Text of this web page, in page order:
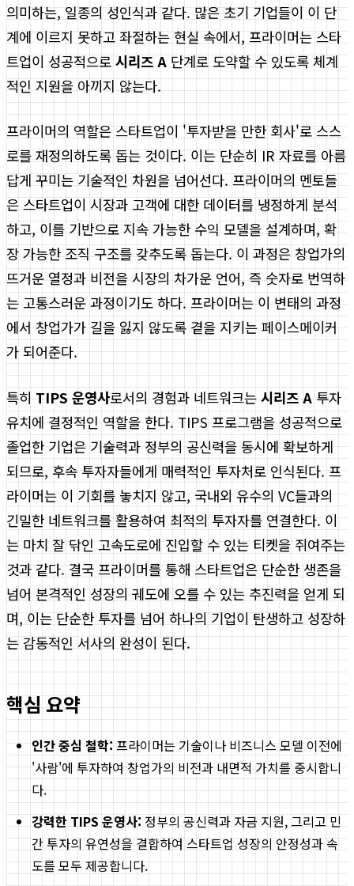
의미하는, 일종의 성인식과 같다. 많은 초기 기업들이 이 단
계에 이르지 못하고 좌절하는 현실 속에서, 프라이머는 스타
트업이 성공적으로 시리즈 A 단계로 도약할 수 있도록 체계
적인 지원을 아끼지 않는다.
프라이머의 역할은 스타트업이 '투자받을 만한 회사'로 스스
로를 재정의하도록 돕는 것이다. 이는 단순히 IR 자료를 아름
답게 꾸미는 기술적인 차원을 넘어선다. 프라이머의 멘토들
은 스타트업이 시장과 고객에 대한 데이터를 냉정하게 분석
하고, 이를 기반으로 지속 가능한 수익 모델을 설계하며, 확
장 가능한 조직 구조를 갖추도록 돕는다. 이 과정은 창업가의
뜨거운 열정과 비전을 시장의 차가운 언어, 즉 숫자로 번역하
는 고통스러운 과정이기도 하다. 프라이머는 이 변태의 과정
에서 창업가가 길을 잃지 않도록 곁을 지키는 페이스메이커
가 되어준다.
특히 TIPS 운영사로서의 경험과 네트워크는 시리즈 A 투자
유치에 결정적인 역할을 한다. TIPS 프로그램을 성공적으로
졸업한 기업은 기술력과 정부의 공신력을 동시에 확보하게
되므로, 후속 투자자들에게 매력적인 투자처로 인식된다. 프
라이머는 이 기회를 놓치지 않고, 국내외 유수의 VC들과의
긴밀한 네트워크를 활용하여 최적의 투자자를 연결한다. 이
는 마치 잘 닦인 고속도로에 진입할 수 있는 티켓을 쥐여주는
것과 같다. 결국 프라이머를 통해 스타트업은 단순한 생존을
넘어 본격적인 성장의 궤도에 오를 수 있는 추진력을 얻게 되
며, 이는 단순한 투자를 넘어 하나의 기업이 탄생하고 성장하
는 감동적인 서사의 완성이 된다.
핵심 요약
인간 중심 철학: 프라이머는 기술이나 비즈니스 모델 이전에
'사람'에 투자하여 창업가의 비전과 내면적 가치를 중시합니
다.
강력한 TIPS 운영사: 정부의 공신력과 자금 지원, 그리고 민
간 투자의 유연성을 결합하여 스타트업 성장의 안정성과 속
도를 모두 제공합니다.